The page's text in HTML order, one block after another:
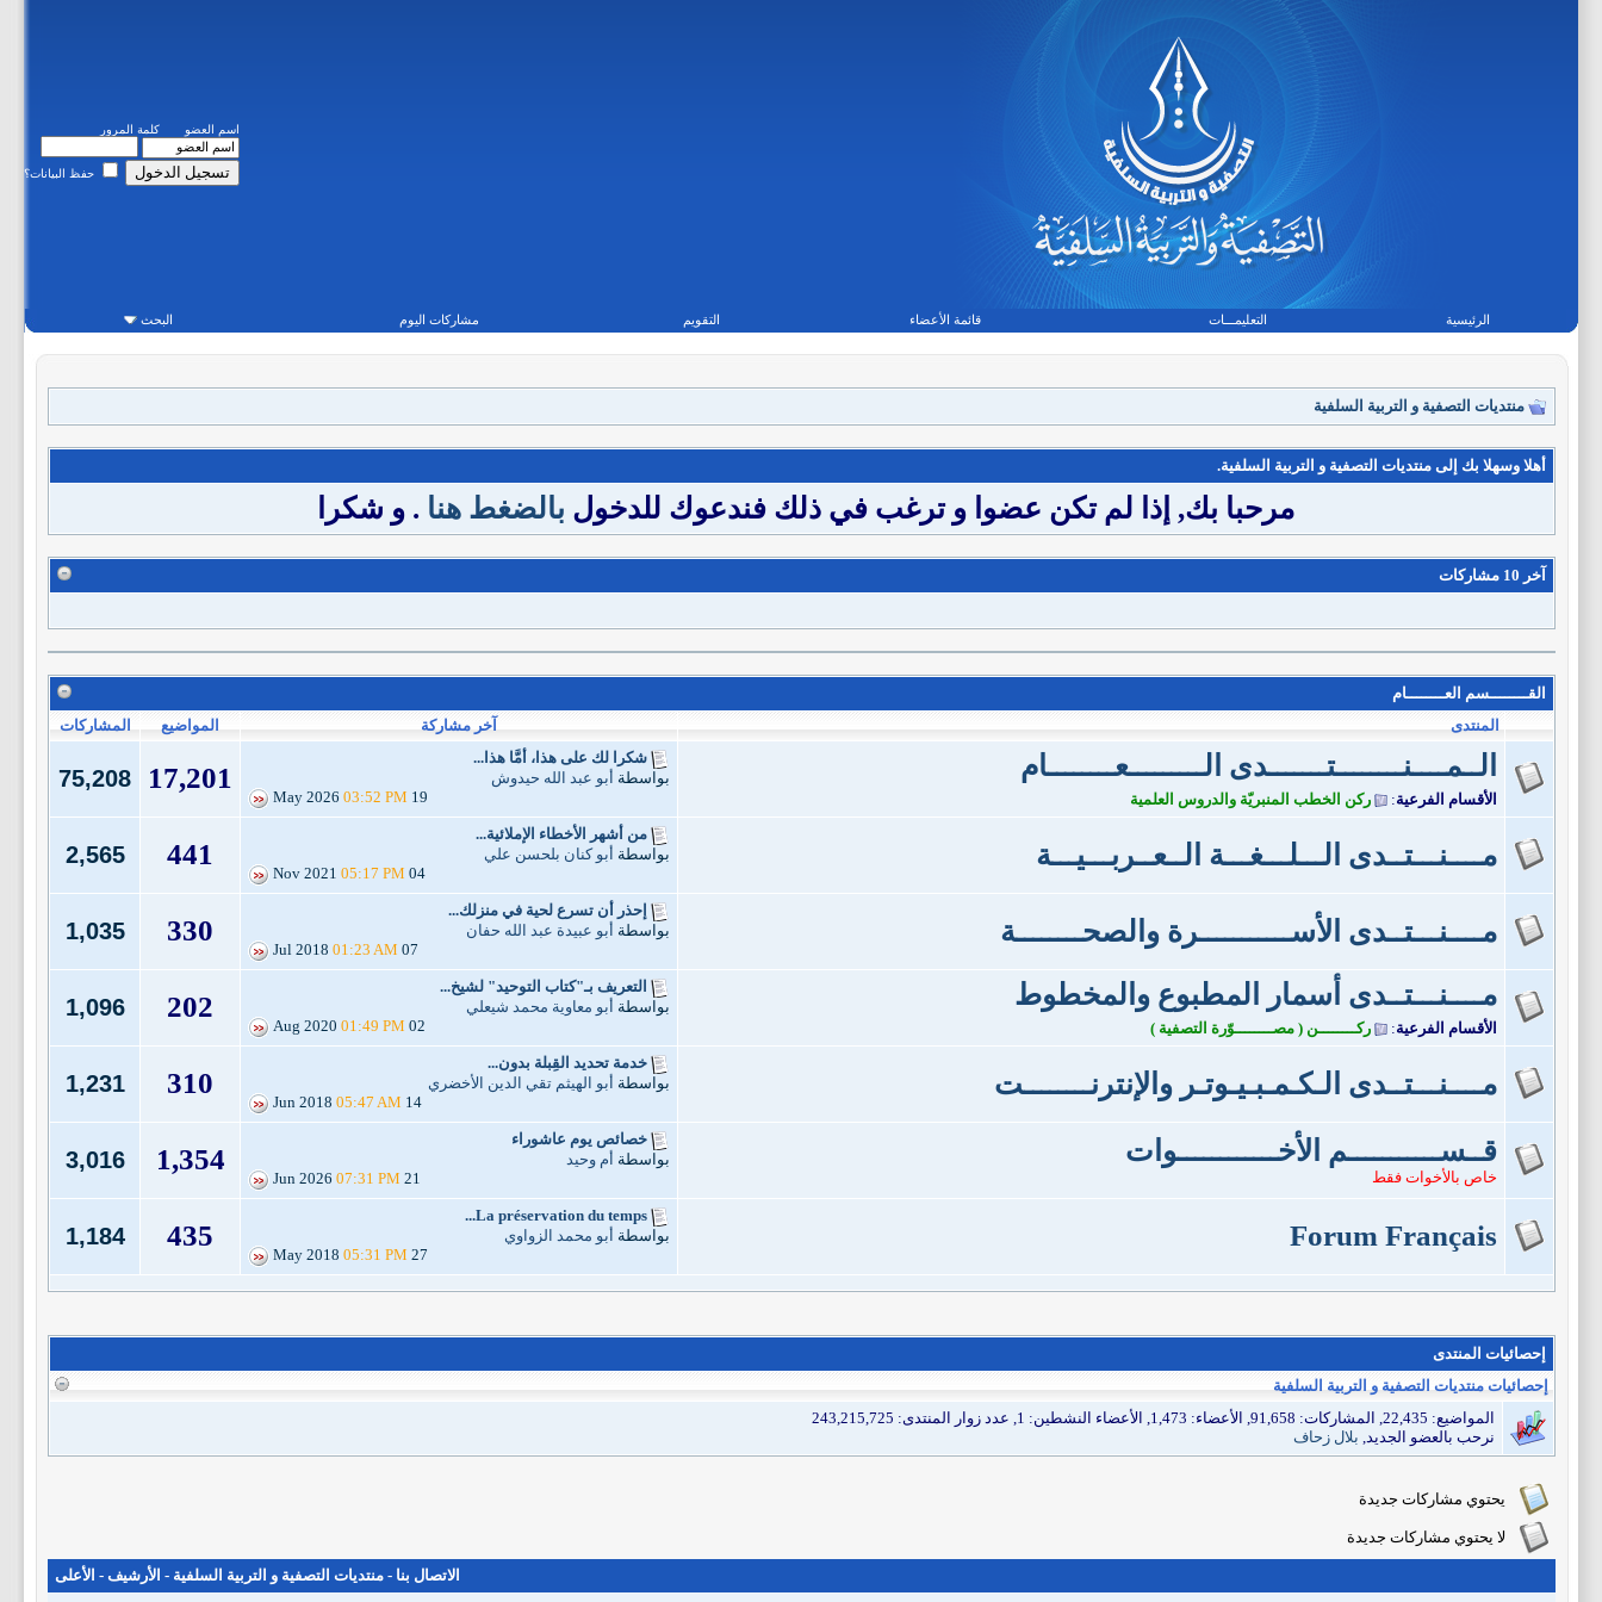
اسم العضو كلمة المرور
حفظ البيانات؟
الرئيسية التعليمـــات قائمة الأعضاء التقويم مشاركات اليوم البحث
منتديات التصفية و التربية السلفية
أهلا وسهلا بك إلى منتديات التصفية و التربية السلفية.
مرحبا بك, إذا لم تكن عضوا و ترغب في ذلك فندعوك للدخول بالضغط هنا . و شكرا
آخر 10 مشاركات
القــــــــسم العــــــــام
المنتدى
آخر مشاركة المواضيع المشاركات
الــمــــنــــــــتـــــــدى الـــــــــعــــــــام
الأقسام الفرعية: ركن الخطب المنبريّة والدروس العلمية
شكرا لك على هذا، أمَّا هذا...
بواسطة أبو عبد الله حيدوش
19 May 2026
03:52 PM
17,201
75,208
مــــنـــتــدى الـــلـــغـــة الــعــربـــيـــة
من أشهر الأخطاء الإملائية...
بواسطة أبو كنان بلحسن علي
04 Nov 2021
05:17 PM
441
2,565
مــــنـــتــدى الأســـــــــــرة والصحــــــــة
إحذر أن تسرع لحية في منزلك...
بواسطة أبو عبيدة عبد الله حفان
07 Jul 2018
01:23 AM
330
1,035
مــــنـــتــدى أسمار المطبوع والمخطوط
الأقسام الفرعية: ركــــــــن ( مصــــــــوّرة التصفية )
التعريف بـ"كتاب التوحيد" لشيخ...
بواسطة أبو معاوية محمد شيعلي
02 Aug 2020
01:49 PM
202
1,096
مــــنـــتــدى الـكـمـبـيـوتـر والإنترنــــــــت
خدمة تحديد القِبلة بدون...
بواسطة أبو الهيثم تقي الدين الأخضري
14 Jun 2018
05:47 AM
310
1,231
قــســـــــــــم الأخــــــــــــوات
خاص بالأخوات فقط
خصائص يوم عاشوراء
بواسطة أم وحيد
21 Jun 2026
07:31 PM
1,354
3,016
Forum Français
La préservation du temps...
بواسطة أبو محمد الزواوي
27 May 2018
05:31 PM
435
1,184
إحصائيات المنتدى
إحصائيات منتديات التصفية و التربية السلفية
المواضيع: 22,435, المشاركات: 91,658, الأعضاء: 1,473,
الأعضاء النشطين: 1, عدد زوار المنتدى: 243,215,725
نرحب بالعضو الجديد, بلال زحاف
يحتوي مشاركات جديدة
لا يحتوي مشاركات جديدة
الاتصال بنا - منتديات التصفية و التربية السلفية - الأرشيف - الأعلى